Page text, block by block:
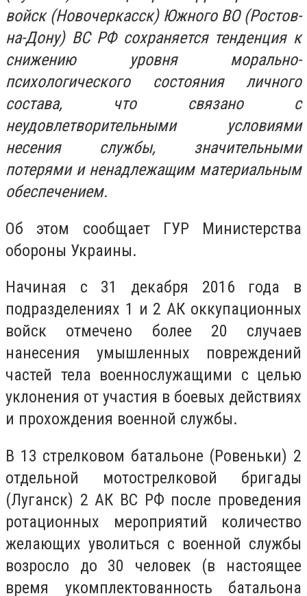
войск (Новочеркасск) Южного ВО (Ростов-
на-Дону) ВС РФ сохраняется тенденция к
снижению уровня морально-
психологического состояния личного
состава, что связано с
неудовлетворительными условиями
несения службы, значительными
потерями и ненадлежащим материальным
обеспечением.
Об этом сообщает ГУР Министерства
обороны Украины.
Начиная с 31 декабря 2016 года в
подразделениях 1 и 2 АК оккупационных
войск отмечено более 20 случаев
нанесения умышленных повреждений
частей тела военнослужащими с целью
уклонения от участия в боевых действиях
и прохождения военной службы.
В 13 стрелковом батальоне (Ровеньки) 2
отдельной мотострелковой бригады
(Луганск) 2 АК ВС РФ после проведения
ротационных мероприятий количество
желающих уволиться с военной службы
возросло до 30 человек (в настоящее
время укомплектованность батальона